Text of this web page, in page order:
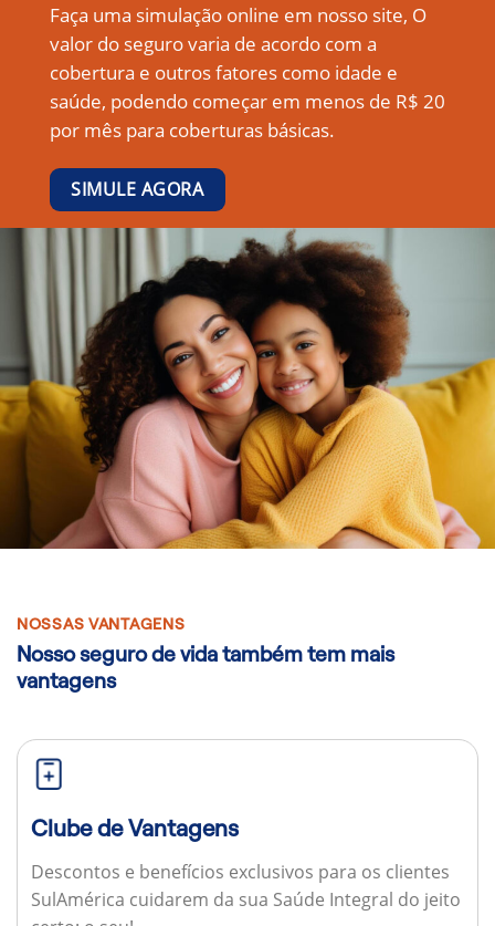
Faça uma simulação online em nosso site, O
valor do seguro varia de acordo com a
cobertura e outros fatores como idade e
saúde, podendo começar em menos de R$ 20
por mês para coberturas básicas.
SIMULE AGORA
NOSSAS VANTAGENS
Nosso seguro de vida também tem mais
vantagens
Clube de Vantagens
Descontos e benefícios exclusivos para os clientes
SulAmérica cuidarem da sua Saúde Integral do jeito